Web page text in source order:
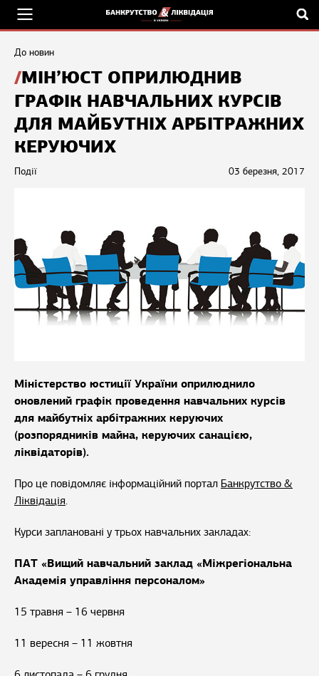
До новин
МІН’ЮСТ ОПРИЛЮДНИВ
ГРАФІК НАВЧАЛЬНИХ КУРСІВ
ДЛЯ МАЙБУТНІХ АРБІТРАЖНИХ
КЕРУЮЧИХ
03 березня, 2017
Події
Міністерство юстиції України оприлюднило
оновлений графік проведення навчальних курсів
для майбутніх арбітражних керуючих
(розпорядників майна, керуючих санацією,
ліквідаторів).
Про це повідомляє інформаційний портал Банкрутство &
Ліквідація.
Курси заплановані у трьох навчальних закладах:
ПАТ «Вищий навчальний заклад «Міжрегіональна
Академія управління персоналом»
15 травня – 16 червня
11 вересня – 11 жовтня